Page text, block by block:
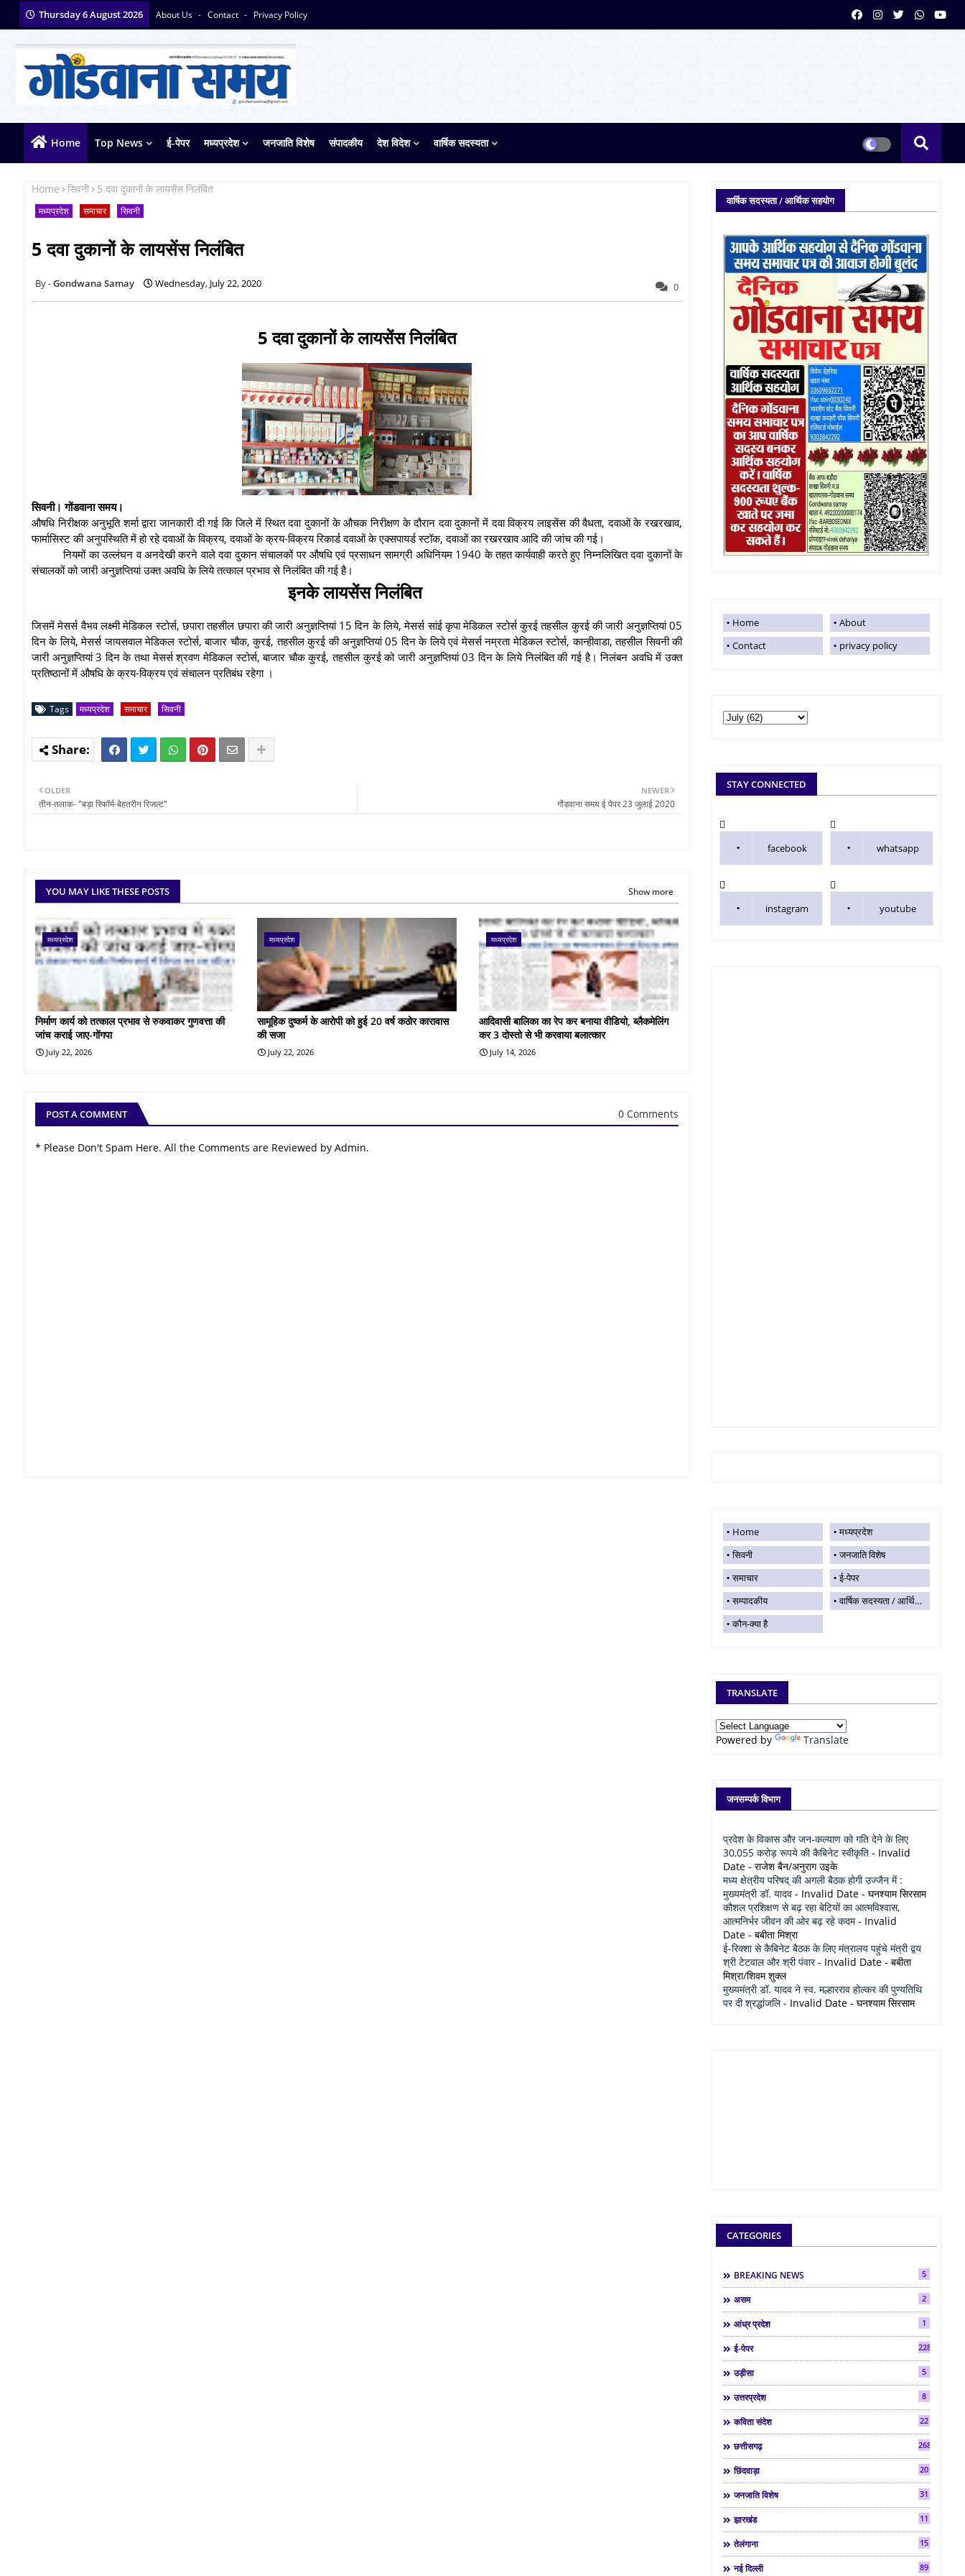
Thursday 6 August 2026 About Us Contact Privacy Policy
Home Top News ई-पेपर मध्यप्रदेश जनजाति विशेष संपादकीय देश विदेश वार्षिक सदस्यता
Home सिवनी 5 दवा दुकानों के लायसेंस निलंबित
मध्यप्रदेश समाचार सिवनी
5 दवा दुकानों के लायसेंस निलंबित
Gondwana Samay Wednesday, July 22, 2020 0
5 दवा दुकानों के लायसेंस निलंबित
सिवनी। गोंडवाना समय।
औषधि निरीक्षक अनुभूति शर्मा द्वारा जानकारी दी गई कि जिले में स्थित दवा दुकानों के औचक निरीक्षण के दौरान दवा दुकानों में दवा विक्रय लाइसेंस की वैधता, दवाओं के रखरखाव,
फार्मासिस्ट की अनुपस्थिति में हो रहे दवाओं के विक्रय, दवाओं के क्रय-विक्रय रिकार्ड दवाओं के एक्सपायर्ड स्टॉक, दवाओं का रखरखाव आदि की जांच की गई।
नियमों का उल्लंघन व अनदेखी करने वाले दवा दुकान संचालकों पर औषधि एवं प्रसाधन सामग्री अधिनियम 1940 के तहत कार्यवाही करते हुए निम्नलिखित दवा दुकानों के
संचालकों को जारी अनुज्ञप्तियां उक्त अवधि के लिये तत्काल प्रभाव से निलंबित की गई है।
इनके लायसेंस निलंबित
जिसमें मेसर्स वैभव लक्ष्मी मेडिकल स्टोर्स, छपारा तहसील छपारा की जारी अनुज्ञप्तियां 15 दिन के लिये, मेसर्स सांई कृपा मेडिकल स्टोर्स कुरई तहसील कुरई की जारी अनुज्ञप्तियां 05
दिन के लिये, मेसर्स जायसवाल मेडिकल स्टोर्स, बाजार चौक, कुरई, तहसील कुरई की अनुज्ञप्तियां 05 दिन के लिये एवं मेसर्स नम्रता मेडिकल स्टोर्स, कान्हीवाडा, तहसील सिवनी की
जारी अनुज्ञप्तियां 3 दिन के तथा मेसर्स श्रवण मेडिकल स्टोर्स, बाजार चौक कुरई, तहसील कुरई को जारी अनुज्ञप्तियां 03 दिन के लिये निलंबित की गई है। निलंबन अवधि में उक्त
प्रतिष्ठानों में औषधि के क्रय-विक्रय एवं संचालन प्रतिबंध रहेगा ।
Tags मध्यप्रदेश समाचार सिवनी
NEWER
गोंडवाना समय ई पेपर 23 जुलाई 2020
OLDER
तीन-तलाक- "बड़ा रिफॉर्म-बेहतरीन रिजल्ट"
YOU MAY LIKE THESE POSTS Show more
मध्यप्रदेश
निर्माण कार्य को तत्काल प्रभाव से रुकवाकर गुणवत्ता की
जांच कराई जाए-गोंगपा
July 22, 2026
मध्यप्रदेश
सामूहिक दुष्कर्म के आरोपी को हुई 20 वर्ष कठोर कारावास
की सजा
July 22, 2026
मध्यप्रदेश
आदिवासी बालिका का रेप कर बनाया वीडियो, ब्लैकमेलिंग
कर 3 दोस्तो से भी करवाया बलात्कार
July 14, 2026
POST A COMMENT 0 Comments
* Please Don't Spam Here. All the Comments are Reviewed by Admin.
वार्षिक सदस्यता / आर्थिक सहयोग
Home
About
Contact
privacy policy
STAY CONNECTED
facebook whatsapp
instagram youtube
Home
मध्यप्रदेश
सिवनी
जनजाति विशेष
समाचार
ई-पेपर
सम्पादकीय
वार्षिक सदस्यता / आर्थिक सहयोग
कौन-क्या है
TRANSLATE
Powered by Translate
जनसम्पर्क विभाग
प्रदेश के विकास और जन-कल्याण को गति देने के लिए
30,055 करोड़ रूपये की कैबिनेट स्वीकृति - Invalid
Date - राजेश बैन/अनुराग उइके
मध्य क्षेत्रीय परिषद् की अगली बैठक होगी उज्जैन में :
मुख्यमंत्री डॉ. यादव - Invalid Date - घनश्याम सिरसाम
कौशल प्रशिक्षण से बढ़ रहा बेटियों का आत्मविश्वास,
आत्मनिर्भर जीवन की ओर बढ़ रहे कदम- Invalid
Date - बबीता मिश्रा
ई-रिक्शा से कैबिनेट बैठक के लिए मंत्रालय पहुंचे मंत्री द्वय
श्री टेटवाल और श्री पंवार- Invalid Date - बबीता
मिश्रा/शिवम शुक्ल
मुख्यमंत्री डॉ. यादव ने स्व. मल्हारराव होल्कर की पुण्यतिथि
पर दी श्रद्धांजलि- Invalid Date - घनश्याम सिरसाम
CATEGORIES
BREAKING NEWS 5
असम 2
आंध्र प्रदेश 1
ई-पेपर 2286
उड़ीसा 5
उत्तरप्रदेश 8
कविता संदेश 22
छत्तीसगढ़ 268
छिंदवाड़ा 20
जनजाति विशेष 31
झारखंड 11
तेलंगाना 15
नई दिल्ली 89